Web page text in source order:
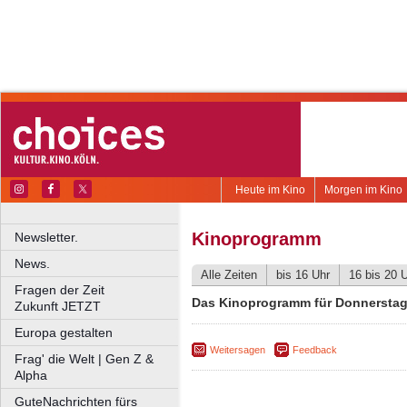
Morgen im Kino
Heute im Kino
Newsletter.
News.
Fragen der Zeit
Zukunft JETZT
Europa gestalten
Frag' die Welt | Gen Z &
Alpha
GuteNachrichten fürs
Kinoprogramm
Alle Zeiten bis 16 Uhr 16 bis 20
Das Kinoprogramm für
Weitersagen Feedback